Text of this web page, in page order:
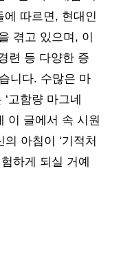
에 따르면, 현대인
겪고 있으며, 이
련 등 다양한 증
니다. 수많은 마
고함량 마그네
이 글에서 속 시원
아침이 ‘기적처
하게 되실 거예